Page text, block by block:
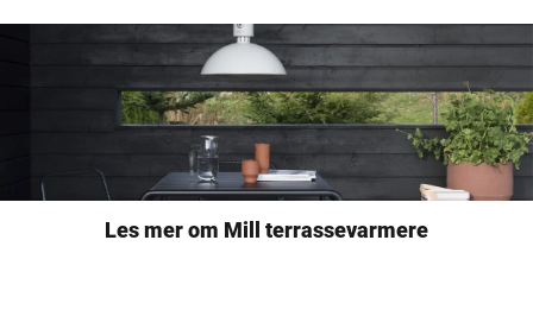
Les mer om Mill terrassevarmere